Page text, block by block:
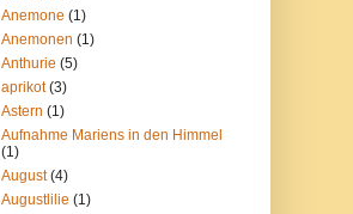
Anemone (1)
Anemonen (1)
Anthurie (5)
aprikot (3)
Astern (1)
Aufnahme Mariens in den Himmel
(1)
August (4)
Augustlilie (1)